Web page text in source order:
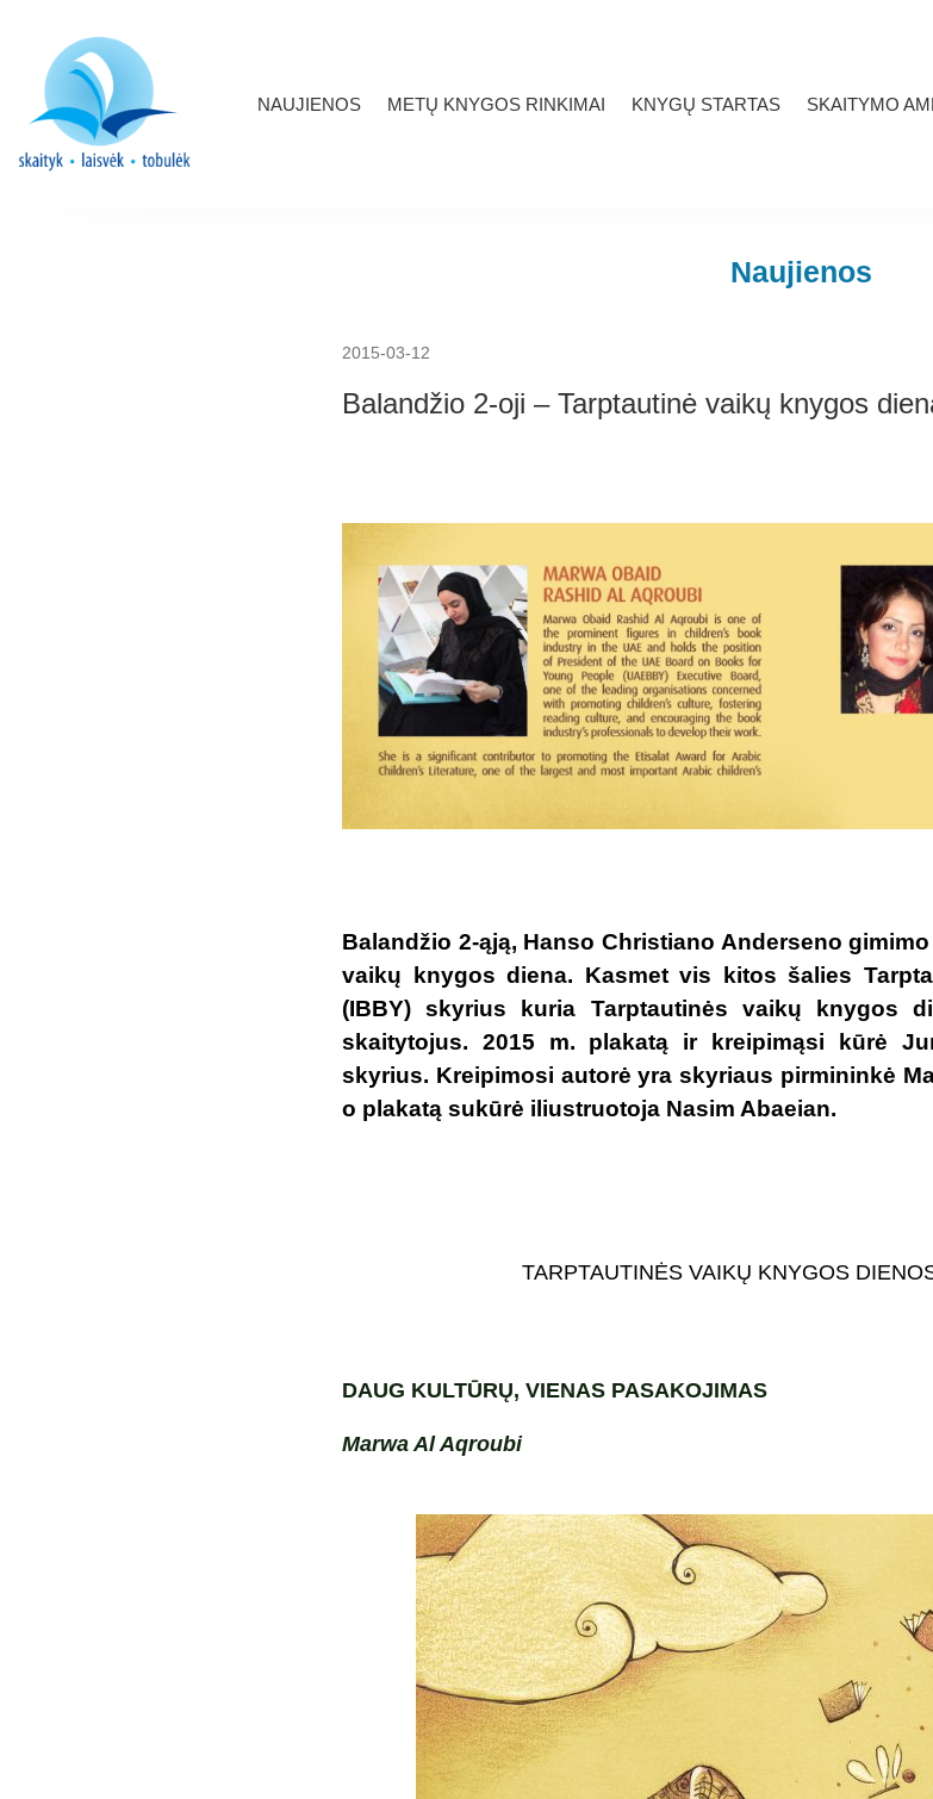
NAUJIENOS METŲ KNYGOS RINKIMAI KNYGŲ STARTAS SKAITYMO
Naujienos
2015-03-12
Balandžio 2-oji – Tarptautinė vaikų knygos
Balandžio 2-ąją, Hanso Christiano Anderseno
vaikų knygos diena. Kasmet vis kitos šalies
(IBBY) skyrius kuria Tarptautinės vaikų knygos
skaitytojus. 2015 m. plakatą ir kreipimąsi kūrė
skyrius. Kreipimosi autorė yra skyriaus pirmininkė
o plakatą sukūrė iliustruotoja Nasim Abaeian.
TARPTAUTINĖS VAIKŲ KNYGOS
DAUG KULTŪRŲ, VIENAS PASAKOJIMAS
Marwa Al Aqroubi